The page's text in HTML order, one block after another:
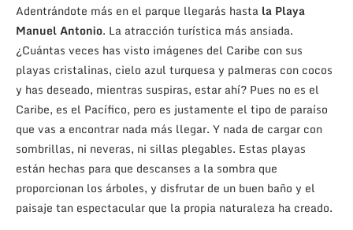
Adentrándote más en el parque llegarás hasta la Playa
Manuel Antonio. La atracción turística más ansiada.
¿Cuántas veces has visto imágenes del Caribe con sus
playas cristalinas, cielo azul turquesa y palmeras con cocos
y has deseado, mientras suspiras, estar ahí? Pues no es el
Caribe, es el Pacífico, pero es justamente el tipo de paraíso
que vas a encontrar nada más llegar. Y nada de cargar con
sombrillas, ni neveras, ni sillas plegables. Estas playas
están hechas para que descanses a la sombra que
proporcionan los árboles, y disfrutar de un buen baño y el
paisaje tan espectacular que la propia naturaleza ha creado.